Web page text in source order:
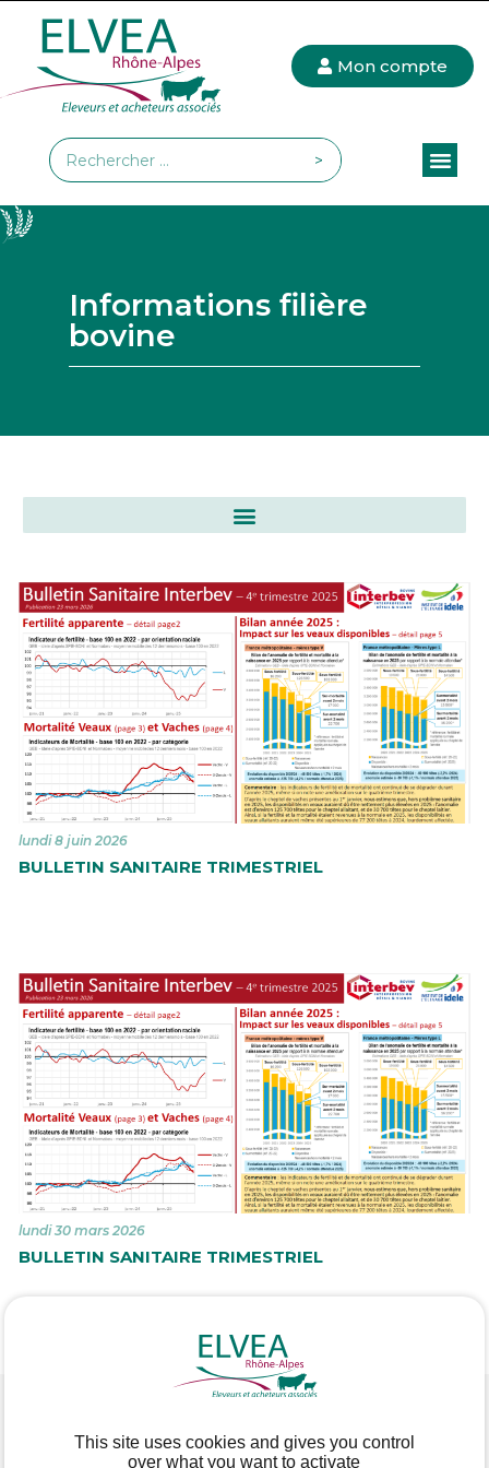
Mon compte
>
Informations filière
bovine
lundi 8 juin 2026
BULLETIN SANITAIRE TRIMESTRIEL
lundi 30 mars 2026
BULLETIN SANITAIRE TRIMESTRIEL
This site uses cookies and gives you control
over what you want to activate